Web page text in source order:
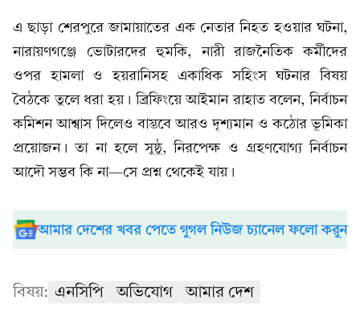
এ ছাড়া শেরপুরে জামায়াতের এক নেতার নিহত হওয়ার ঘটনা,
নারায়ণগঞ্জে ভোটারদের হুমকি, নারী রাজনৈতিক কর্মীদের
ওপর হামলা ও হয়রানিসহ একাধিক সহিংস ঘটনার বিষয়
বৈঠকে তুলে ধরা হয়। ব্রিফিংয়ে আইমান রাহাত বলেন, নির্বাচন
কমিশন আশ্বাস দিলেও বাস্তবে আরও দৃশ্যমান ও কঠোর ভূমিকা
প্রয়োজন। তা না হলে সুষ্ঠু, নিরপেক্ষ ও গ্রহণযোগ্য নির্বাচন
আদৌ সম্ভব কি না—সে প্রশ্ন থেকেই যায়।
আমার দেশের খবর পেতে গুগল নিউজ চ্যানেল ফলো করুন
বিষয়: এনসিপি অভিযোগ আমার দেশ